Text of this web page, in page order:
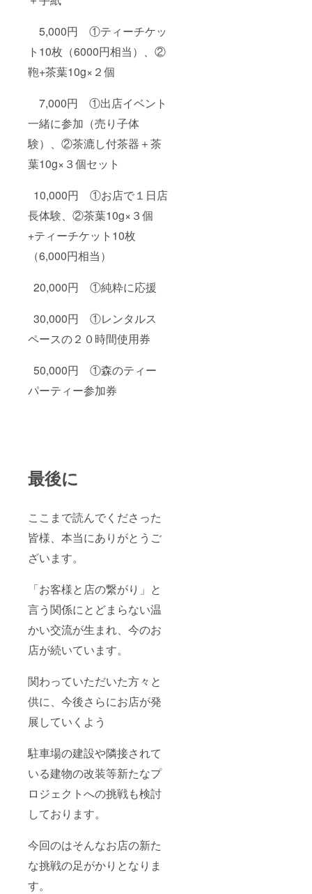
5,000円 ①ティーチケッ
ト10枚（6000円相当）、②
鞄+茶葉10g×２個
7,000円 ①出店イベント
一緒に参加（売り子体
験）、②茶漉し付茶器＋茶
葉10g×３個セット
10,000円 ①お店で１日店
長体験、②茶葉10g×３個
+ティーチケット10枚
（6,000円相当）
20,000円 ①純粋に応援
30,000円 ①レンタルス
ペースの２０時間使用券
50,000円 ①森のティー
パーティー参加券
最後に
ここまで読んでくださった
皆様、本当にありがとうご
ざいます。
「お客様と店の繋がり」と
言う関係にとどまらない温
かい交流が生まれ、今のお
店が続いています。
関わっていただいた方々と
供に、今後さらにお店が発
展していくよう
駐車場の建設や隣接されて
いる建物の改装等新たなプ
ロジェクトへの挑戦も検討
しております。
今回のはそんなお店の新た
な挑戦の足がかりとなりま
す。